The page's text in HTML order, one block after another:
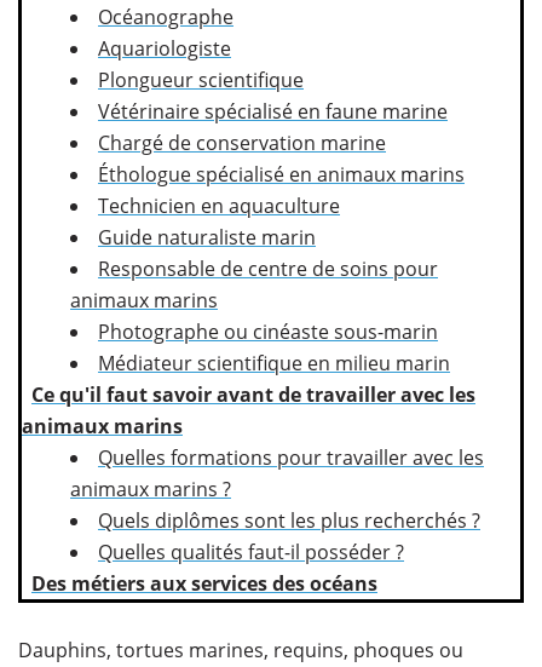
Océanographe
Aquariologiste
Plongueur scientifique
Vétérinaire spécialisé en faune marine
Chargé de conservation marine
Éthologue spécialisé en animaux marins
Technicien en aquaculture
Guide naturaliste marin
Responsable de centre de soins pour
animaux marins
Photographe ou cinéaste sous-marin
Médiateur scientifique en milieu marin
Ce qu'il faut savoir avant de travailler avec les
animaux marins
Quelles formations pour travailler avec les
animaux marins ?
Quels diplômes sont les plus recherchés ?
Quelles qualités faut-il posséder ?
Des métiers aux services des océans
Dauphins, tortues marines, requins, phoques ou